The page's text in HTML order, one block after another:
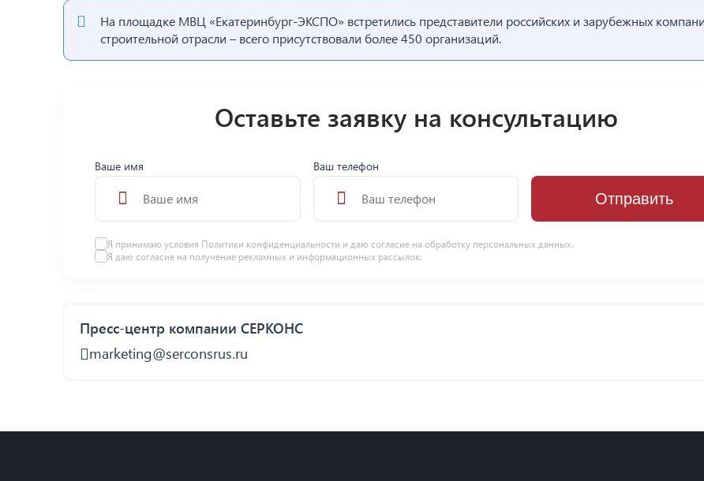
На площадке МВЦ «Екатеринбург-ЭКСПО» встретились представители российских и зарубежных
строительной отрасли – всего присутствовали более 450 организаций.
Оставьте заявку на консультацию
Ваше имя Ваш телефон
Отправить
Я принимаю условия Политики конфиденциальности и даю согласие на обработку персональных данных.
Я даю согласие на получение рекламных и информационных рассылок.
Пресс-центр компании СЕРКОНС
marketing@serconsrus.ru